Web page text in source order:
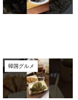
韓国グルメ